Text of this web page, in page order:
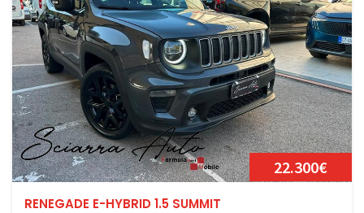
22.300€
RENEGADE E-HYBRID 1.5 SUMMIT